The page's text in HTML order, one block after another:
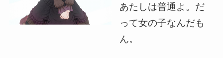
あたしは普通よ。だ
って女の子なんだも
ん。